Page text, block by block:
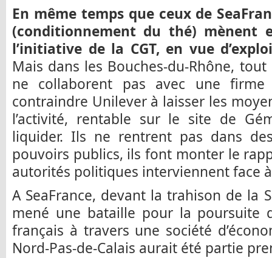
En même temps que ceux de
(conditionnement du thé) mènent
l’initiative de la CGT, en vue
Mais dans les Bouches-du-Rhône,
ne collaborent pas avec une
contraindre Unilever à laisser les
l’activité, rentable sur le site de
liquider. Ils ne rentrent pas dans
pouvoirs publics, ils font monter le
autorités politiques interviennent face
A SeaFrance, devant la trahison de la
mené une bataille pour la poursuite
français à travers une société
Nord-Pas-de-Calais aurait été partie